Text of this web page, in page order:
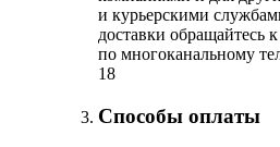
и курьерскими
доставки обращайтесь
по многоканальному
18
Способы оплаты